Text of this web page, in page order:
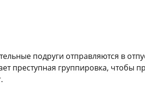
подруги отправляются в
преступная группировка, чтобы